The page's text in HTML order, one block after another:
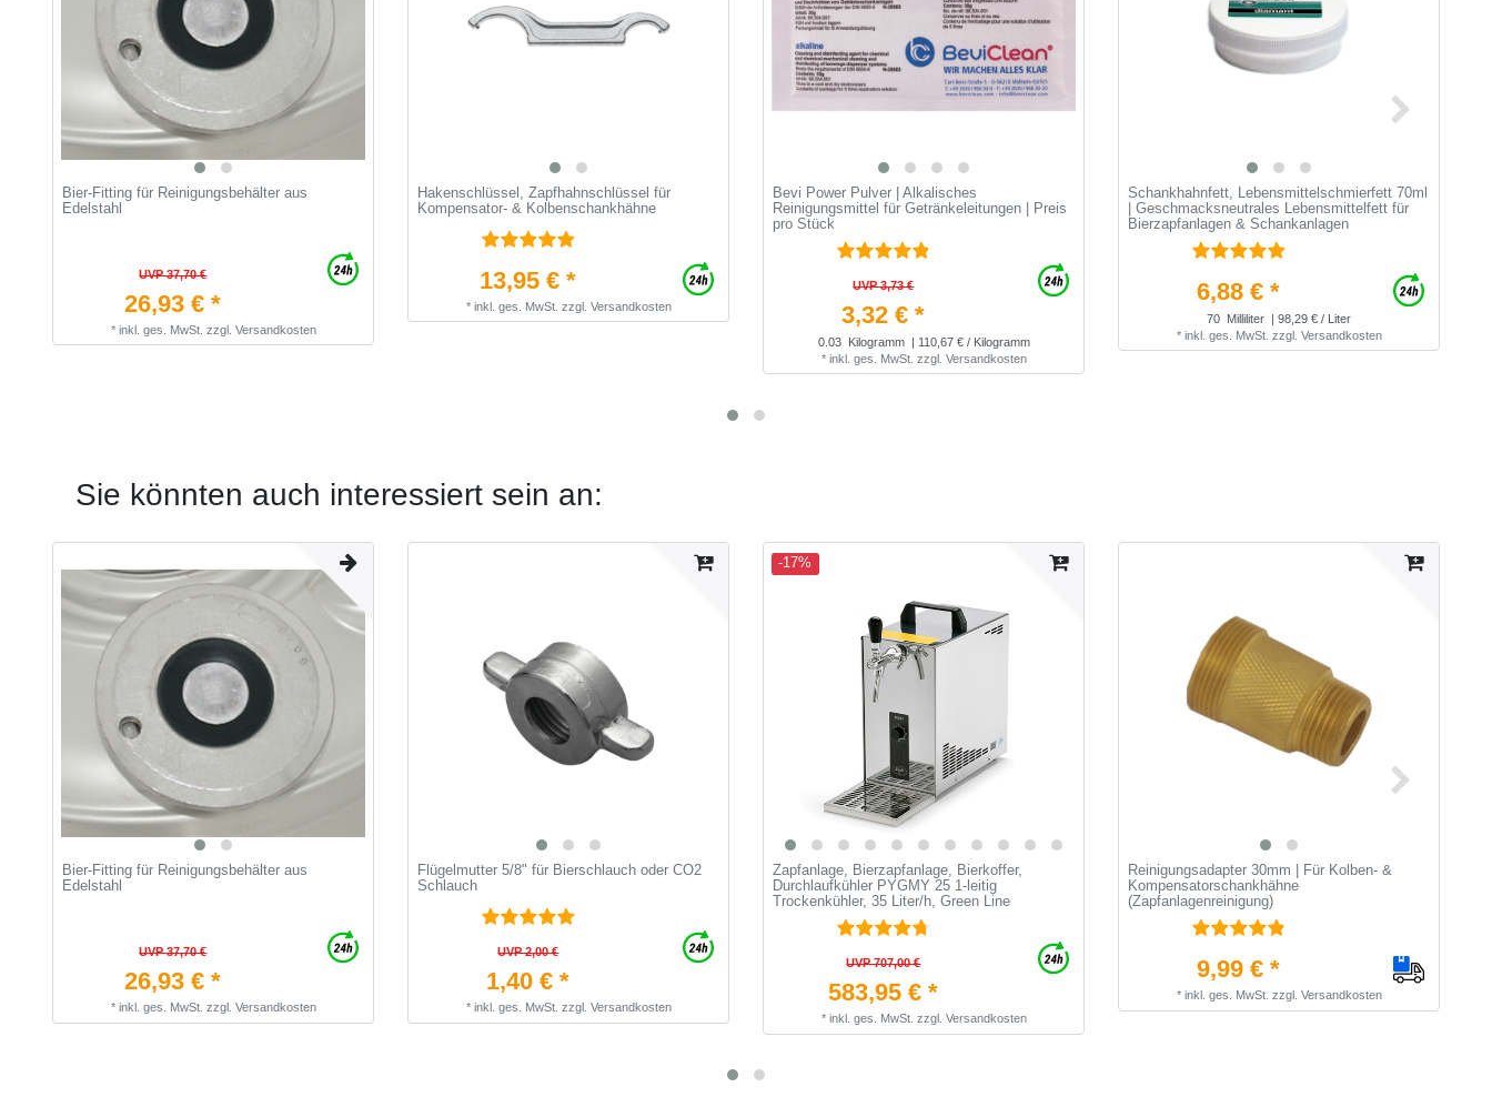
Bier-Fitting für Reinigungsbehälter aus
Edelstahl
UVP 37,70 €
26,93 € *
* inkl. ges. MwSt. zzgl. Versandkosten
Hakenschlüssel, Zapfhahnschlüssel für
Kompensator- & Kolbenschankhähne
13,95 € *
* inkl. ges. MwSt. zzgl. Versandkosten
Bevi Power Pulver | Alkalisches
Reinigungsmittel für Getränkeleitungen | Preis
pro Stück
UVP 3,73 €
3,32 € *
0.03 Kilogramm
| 110,67 € / Kilogramm
* inkl. ges. MwSt. zzgl. Versandkosten
Schankhahnfett, Lebensmittelschmierfett 70ml
| Geschmacksneutrales Lebensmittelfett für
Bierzapfanlagen & Schankanlagen
6,88 € *
70 Milliliter | 98,29 € / Liter
* inkl. ges. MwSt. zzgl. Versandkosten
Sie könnten auch interessiert sein an:
Bier-Fitting für Reinigungsbehälter aus
Edelstahl
UVP 37,70 €
26,93 € *
* inkl. ges. MwSt. zzgl. Versandkosten
Flügelmutter 5/8" für Bierschlauch oder CO2
Schlauch
UVP 2,00 €
1,40 € *
* inkl. ges. MwSt. zzgl. Versandkosten
-17%
Zapfanlage, Bierzapfanlage, Bierkoffer,
Durchlaufkühler PYGMY 25 1-leitig
Trockenkühler, 35 Liter/h, Green Line
UVP 707,00 €
583,95 € *
* inkl. ges. MwSt. zzgl. Versandkosten
Reinigungsadapter 30mm | Für Kolben- &
Kompensatorschankhähne
(Zapfanlagenreinigung)
9,99 € *
* inkl. ges. MwSt. zzgl. Versandkosten